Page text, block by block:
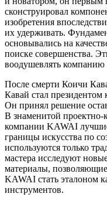
сконструировал
изобретения
их удерживать.
основывались на
поиске совершенства.
воодушевлять
После смерти Коичи
Кавай стал президентом
Он принял решение
В знаменитой проектно-
компании KAWAI
границы искусства по
используются только
мастера исследуют
материалы,
KAWAI стать эталоном
инструментов.